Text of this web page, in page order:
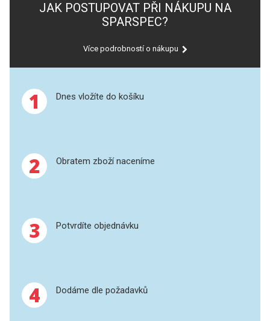
STANDARDY
APLIKACE CETAC
FÓLIE XRF
TAVENÍ
UV-VIS FLUO
JAK POSTUPOVAT PŘI NÁKUPU NA
SPARSPEC?
Více podrobností o nákupu
1 Dnes vložíte do košíku
2 Obratem zboží naceníme
3 Potvrdíte objednávku
4 Dodáme dle požadavků